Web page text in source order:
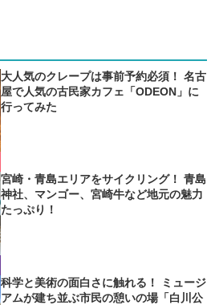
大人気のクレープは事前予約必須！ 名古
屋で人気の古民家カフェ「ODEON」に
行ってみた
宮崎・青島エリアをサイクリング！ 青島
神社、マンゴー、宮崎牛など地元の魅力
たっぷり！
科学と美術の面白さに触れる！ ミュージ
アムが建ち並ぶ市民の憩いの場「白川公